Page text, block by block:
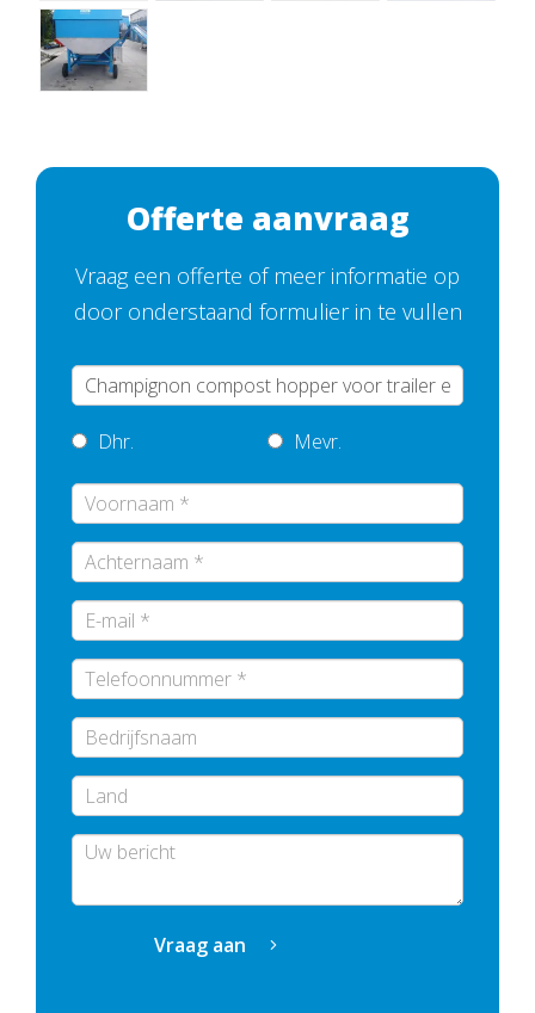
Offerte aanvraag
Vraag een offerte of meer informatie op
door onderstaand formulier in te vullen
Dhr. Mevr.
Bedrijfsnaam
Vraag aan